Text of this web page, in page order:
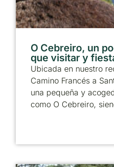
O Cebreiro, un
que visitar y
Ubicada en nuestro
Camino Francés a
una pequeña y
como O Cebreiro,